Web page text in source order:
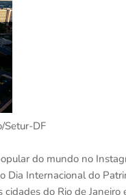
Setur-DF
do mundo no
Dia Internacional do
do Rio de